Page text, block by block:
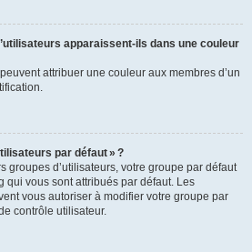
apparaissent-ils dans une couleur
attribuer une couleur aux membres d’un
par défaut » ?
groupes d’utilisateurs, votre groupe par défaut
qui vous sont attribués par défaut. Les
vous autoriser à modifier votre groupe par
contrôle utilisateur.